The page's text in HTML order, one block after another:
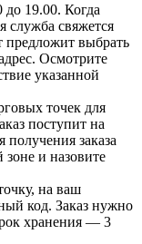
до 19.00. Когда
служба свяжется
предложит выбрать
Осмотрите
указанной
точек для
поступит на
заказа
зоне и назовите
на ваш
код. Заказ нужно
хранения — 3